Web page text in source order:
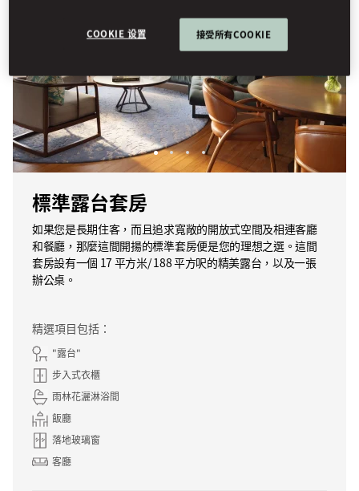
標準露台套房
如果您是長期住客，而且追求寬敞的開放式空間及相連客廳
和餐廳，那麼這間開揚的標準套房便是您的理想之選。這間
套房設有一個 17 平方米/ 188 平方呎的精美露台，以及一張
辦公桌。
精選項目包括：
"露台"
步入式衣櫃
雨林花灑淋浴間
飯廳
落地玻璃窗
客廳
COOKIE 设置 接受所有COOKIE